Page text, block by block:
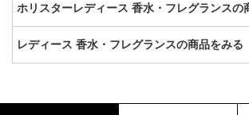
ホリスターレディース 香水・フレグランスの
レディース 香水・フレグランスの商品をみる